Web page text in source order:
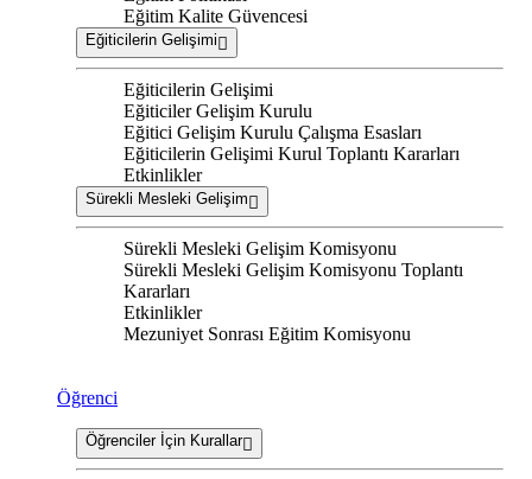
Eğitim Kalite Güvencesi
Eğiticilerin Gelişimi
Eğiticilerin Gelişimi
Eğiticiler Gelişim Kurulu
Eğitici Gelişim Kurulu Çalışma Esasları
Eğiticilerin Gelişimi Kurul Toplantı Kararları
Etkinlikler
Sürekli Mesleki Gelişim
Sürekli Mesleki Gelişim Komisyonu
Sürekli Mesleki Gelişim Komisyonu Toplantı
Kararları
Etkinlikler
Mezuniyet Sonrası Eğitim Komisyonu
Öğrenci
Öğrenciler İçin Kurallar